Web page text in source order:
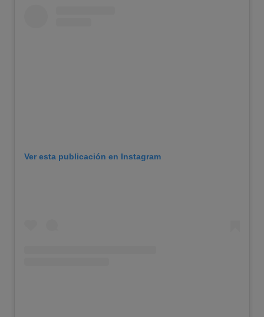
Ver esta publicación en Instagram